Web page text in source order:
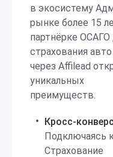
в экосистему
рынке более 15
партнёрке ОСАГО
страхования
через Affilead
уникальных
преимуществ.
Кросс-
Подключаясь
Страхование